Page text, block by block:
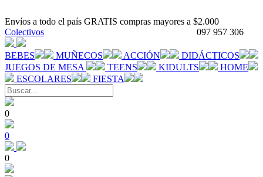
Envíos a todo el país GRATIS compras mayores a $2.000
097 957 306
Colectivos
BEBES MUÑECOS ACCIÓN
DIDÁCTICOS
JUEGOS DE MESA
TEENS KIDULTS
HOME
ESCOLARES
FIESTA
0
0
0